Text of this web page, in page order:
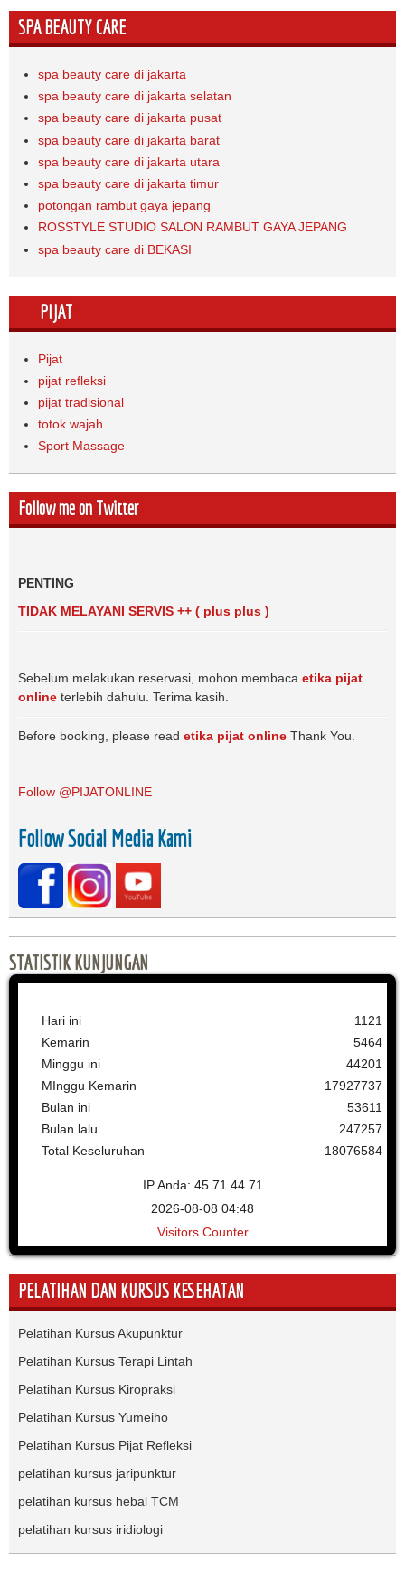
SPA BEAUTY CARE
spa beauty care di jakarta
spa beauty care di jakarta selatan
spa beauty care di jakarta pusat
spa beauty care di jakarta barat
spa beauty care di jakarta utara
spa beauty care di jakarta timur
potongan rambut gaya jepang
ROSSTYLE STUDIO SALON RAMBUT GAYA JEPANG
spa beauty care di BEKASI
PIJAT
Pijat
pijat refleksi
pijat tradisional
totok wajah
Sport Massage
Follow me on Twitter
PENTING
TIDAK MELAYANI SERVIS ++ ( plus plus )
Sebelum melakukan reservasi, mohon membaca etika pijat
online terlebih dahulu. Terima kasih.
Before booking, please read etika pijat online Thank You.
Follow @PIJATONLINE
Follow Social Media Kami
STATISTIK KUNJUNGAN
Hari ini
Kemarin
Minggu ini
MInggu Kemarin
Bulan ini
Bulan lalu
Total Keseluruhan
1121
5464
44201
17927737
53611
247257
18076584
IP Anda: 45.71.44.71
2026-08-08 04:48
Visitors Counter
PELATIHAN DAN KURSUS KESEHATAN
Pelatihan Kursus Akupunktur
Pelatihan Kursus Terapi Lintah
Pelatihan Kursus Kiropraksi
Pelatihan Kursus Yumeiho
Pelatihan Kursus Pijat Refleksi
pelatihan kursus jaripunktur
pelatihan kursus hebal TCM
pelatihan kursus iridiologi